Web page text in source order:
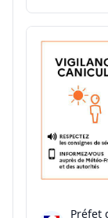
réouverture